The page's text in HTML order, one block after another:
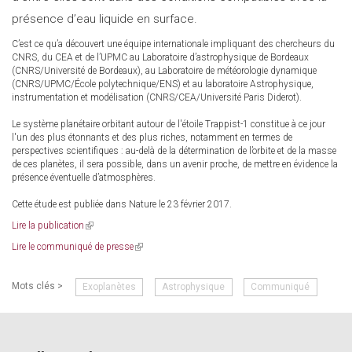
présence d’eau liquide en surface.
C’est ce qu’a découvert une équipe internationale impliquant des chercheurs du
CNRS, du CEA et de l’UPMC au Laboratoire d’astrophysique de Bordeaux
(CNRS/Université de Bordeaux), au Laboratoire de météorologie dynamique
(CNRS/UPMC/École polytechnique/ENS) et au laboratoire Astrophysique,
instrumentation et modélisation (CNRS/CEA/Université Paris Diderot).
Le système planétaire orbitant autour de l'étoile Trappist-1 constitue à ce jour
l'un des plus étonnants et des plus riches, notamment en termes de
perspectives scientifiques : au-delà de la détermination de l’orbite et de la masse
de ces planètes, il sera possible, dans un avenir proche, de mettre en évidence la
présence éventuelle d’atmosphères.
Cette étude est publiée dans Nature le 23 février 2017.
Lire la publication (link
external)
Lire le communiqué de presse(link
Mots clés >
Exoplanètes Astrophysique Communiqué